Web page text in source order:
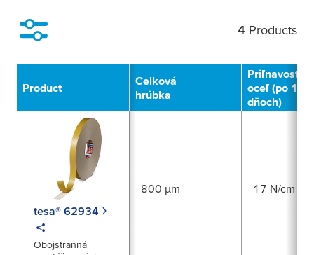
4 Products
Product
Celková
hrúbka
Priľnavosť na
oceľ (po 14
dňoch)
tesa® 62934
Obojstranná
800 µm 17 N/cm